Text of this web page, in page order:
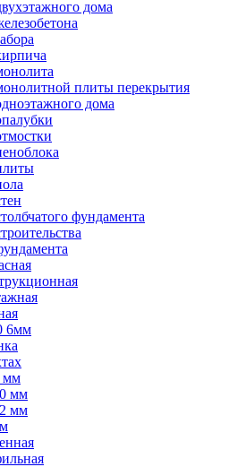
дома
плиты перекрытия
дома
фундамента
6мм
мм
мм
мм